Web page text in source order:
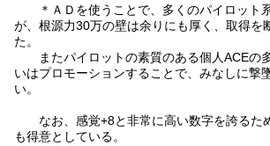
＊ＡＤを使うことで、多くのパイロット
が、根源力30万の壁は余りにも厚く、取得を
た。
またパイロットの素質のある個人ACEの
いはプロモーションすることで、みなしに撃
い。
なお、感覚+8と非常に高い数字を誇るた
も得意としている。